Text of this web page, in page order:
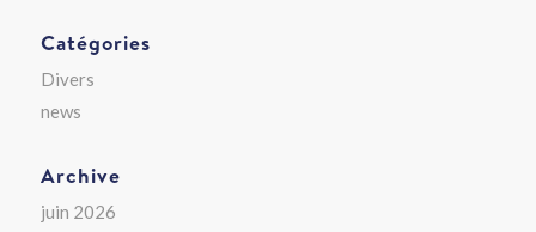
Catégories
Divers
news
Archive
juin 2026